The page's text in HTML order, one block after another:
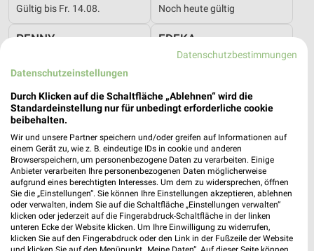
Gültig bis Fr. 14.08. Noch heute gültig
PENNY
8,3 km
EDEKA
8,7 km
Datenschutzbestimmungen
Datenschutzeinstellungen
Durch Klicken auf die Schaltfläche „Ablehnen“ wird die
Standardeinstellung nur für unbedingt erforderliche cookie
beibehalten.
Wir und unsere Partner speichern und/oder greifen auf Informationen auf
einem Gerät zu, wie z. B. eindeutige IDs in cookie und anderen
Browserspeichern, um personenbezogene Daten zu verarbeiten. Einige
Anbieter verarbeiten Ihre personenbezogenen Daten möglicherweise
aufgrund eines berechtigten Interesses. Um dem zu widersprechen, öffnen
Sie die „Einstellungen“. Sie können Ihre Einstellungen akzeptieren, ablehnen
oder verwalten, indem Sie auf die Schaltfläche „Einstellungen verwalten“
klicken oder jederzeit auf die Fingerabdruck-Schaltfläche in der linken
unteren Ecke der Website klicken. Um Ihre Einwilligung zu widerrufen,
klicken Sie auf den Fingerabdruck oder den Link in der Fußzeile der Website